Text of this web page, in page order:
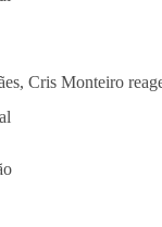
Cris Monteiro